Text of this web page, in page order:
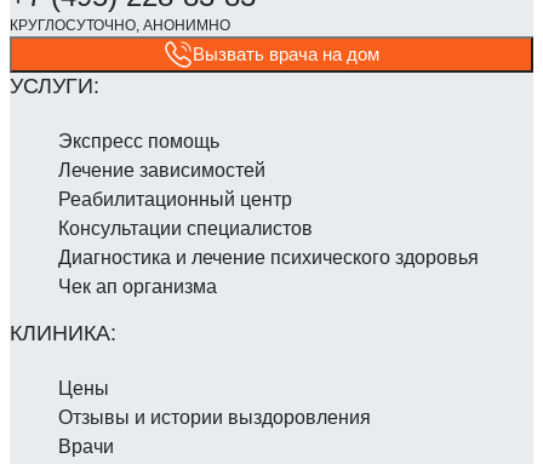
Вызвать врача на дом
Экспресс помощь
Лечение зависимостей
Реабилитаци­онный центр
Консультации специалистов
Диагностика и лечение психического здоровья
Чек ап организма
Цены
Отзывы и истории выздоровления
Врачи